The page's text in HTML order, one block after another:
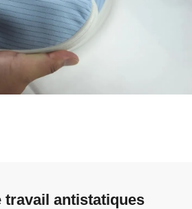
travail antistatiques